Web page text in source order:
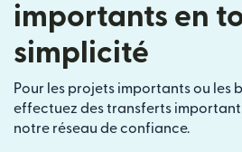
importants en
simplicité
Pour les projets importants ou les
effectuez des transferts
notre réseau de confiance.